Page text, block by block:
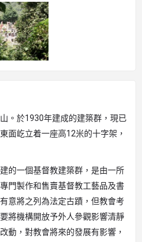
。於1930年建成的建築群，現已
面屹立着一座高12米的十字架，
的一個基督教建築群，是由一所
門製作和售賣基督教工藝品及書
意將之列為法定古蹟，但教會考
將機構開放予外人參觀影響清靜
動，對教會將來的發展有影響，